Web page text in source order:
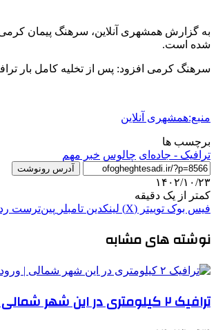
شده است.
سرهنگ کرمی افزود: پس از تخلیه کامل بار
منبع:همشهری آنلاین
برچسب ها
ترافیک - جاده‌ای چالوس خبر مهم
آدرس رونوشت
۱۴۰۲/۱۰/۲۳
کمتر از یک دقیقه
فیس بوک توییتر (X) لینکدین ‫تامبلر ‫پین‌ترست
نوشته های مشابه
ترافیک ۲ کیلومتری در این شهر شمالی | ورود ۵۴ هزار خودرو به گیلان در یک روز